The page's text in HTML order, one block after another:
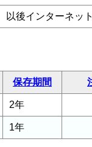
後インターネット
保存期間
2年
1年